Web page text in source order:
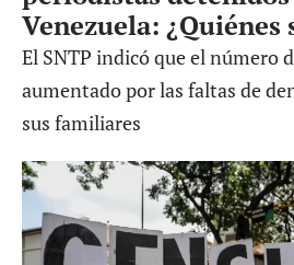
Venezuela: ¿Quiénes
El SNTP indicó que el número
aumentado por las faltas de
sus familiares